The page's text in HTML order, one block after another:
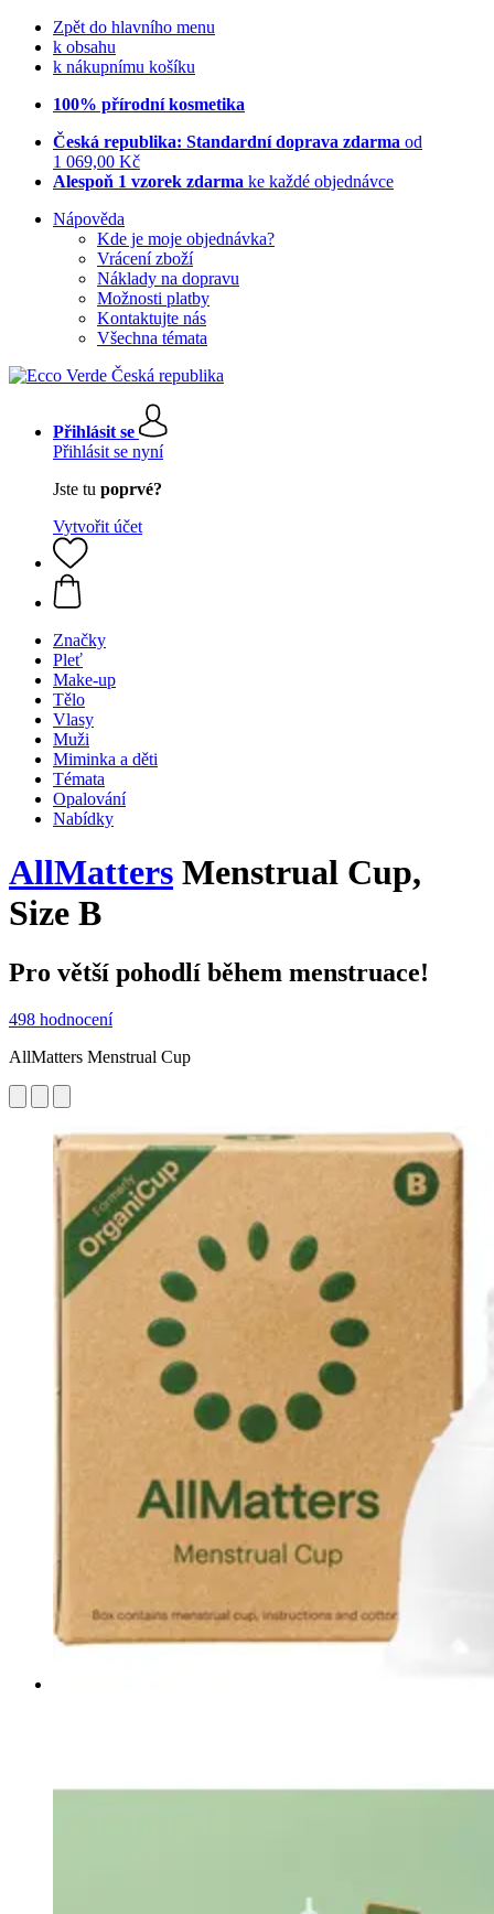
Zpět do hlavního menu
k obsahu
k nákupnímu košíku
100% přírodní kosmetika
Česká republika: Standardní doprava zdarma od
1 069,00 Kč
Alespoň 1 vzorek zdarma ke každé objednávce
Nápověda
Kde je moje objednávka?
Vrácení zboží
Náklady na dopravu
Možnosti platby
Kontaktujte nás
Všechna témata
Přihlásit se
Přihlásit se nyní
Jste tu poprvé?
Vytvořit účet
Značky
Pleť
Make-up
Tělo
Vlasy
Muži
Miminka a děti
Témata
Opalování
Nabídky
AllMatters Menstrual Cup,
Size B
Pro větší pohodlí během menstruace!
498 hodnocení
AllMatters Menstrual Cup